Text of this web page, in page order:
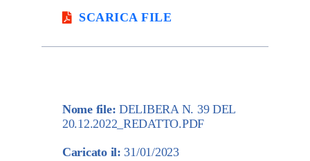
SCARICA FILE
Nome file: DELIBERA N. 39 DEL
20.12.2022_REDATTO.PDF
Caricato il: 31/01/2023